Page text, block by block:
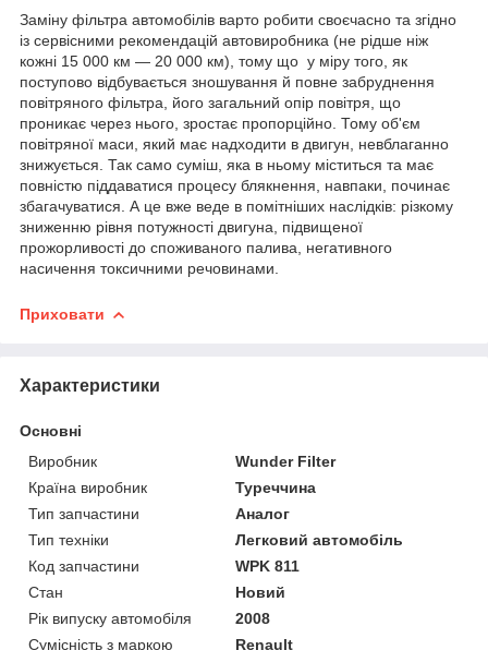
Заміну фільтра автомобілів варто робити своєчасно та згідно
із сервісними рекомендацій автовиробника (не рідше ніж
кожні 15 000 км — 20 000 км), тому що у міру того, як
поступово відбувається зношування й повне забруднення
повітряного фільтра, його загальний опір повітря, що
проникає через нього, зростає пропорційно. Тому об'єм
повітряної маси, який має надходити в двигун, невблаганно
знижується. Так само суміш, яка в ньому міститься та має
повністю піддаватися процесу блякнення, навпаки, починає
збагачуватися. А це вже веде в помітніших наслідків: різкому
зниженню рівня потужності двигуна, підвищеної
прожорливості до споживаного палива, негативного
насичення токсичними речовинами.
Приховати
Характеристики
Основні
Виробник
Wunder Filter
Країна виробник
Туреччина
Тип запчастини
Аналог
Тип техніки
Легковий автомобіль
Код запчастини
WPK 811
Стан
Новий
Рік випуску автомобіля
2008
Сумісність з маркою
Renault